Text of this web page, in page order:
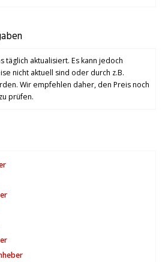
täglich aktualisiert. Es kann jedoch
nicht aktuell sind oder durch z.B.
Wir empfehlen daher, den Preis noch
prüfen.